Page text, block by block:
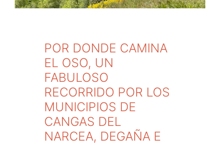
POR DONDE CAMINA
EL OSO, UN
FABULOSO
RECORRIDO POR LOS
MUNICIPIOS DE
CANGAS DEL
NARCEA, DEGAÑA E